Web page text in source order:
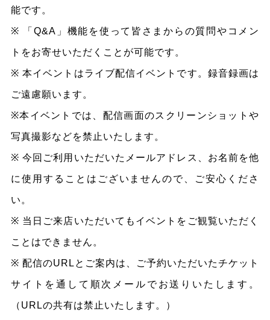
能です。
※ 「Q&A」機能を使って皆さまからの質問やコメン
トをお寄せいただくことが可能です。
※ 本イベントはライブ配信イベントです。録音録画は
ご遠慮願います。
※本イベントでは、配信画面のスクリーンショットや
写真撮影などを禁止いたします。
※ 今回ご利用いただいたメールアドレス、お名前を他
に使用することはございませんので、ご安心くださ
い。
※ 当日ご来店いただいてもイベントをご観覧いただく
ことはできません。
※ 配信のURLとご案内は、ご予約いただいたチケット
サイトを通して順次メールでお送りいたします。
（URLの共有は禁止いたします。）